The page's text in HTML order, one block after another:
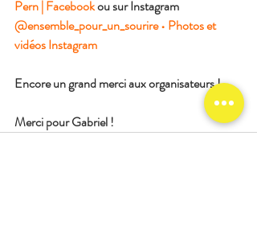
Pern | Facebook ou sur Instagram
@ensemble_pour_un_sourire • Photos et
vidéos Instagram
Encore un grand merci aux organisateurs !
Merci pour Gabriel !